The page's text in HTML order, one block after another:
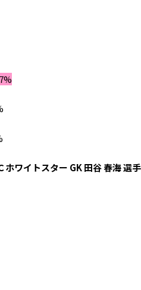
ワイトスター GK 田谷 春海 選手